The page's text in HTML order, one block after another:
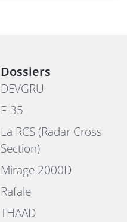
Dossiers
DEVGRU
F-35
La RCS (Radar Cross
Section)
Mirage 2000D
Rafale
THAAD